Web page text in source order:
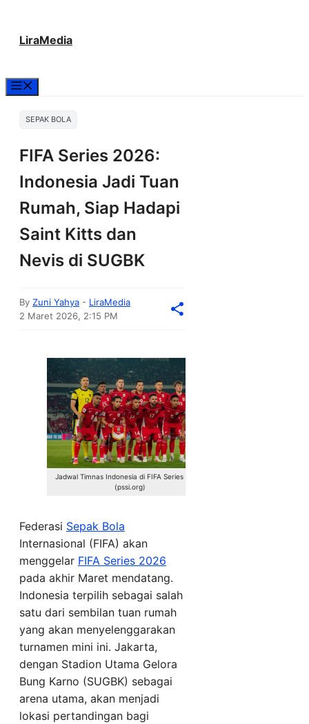
LiraMedia
SEPAK BOLA
FIFA Series 2026:
Indonesia Jadi Tuan
Rumah, Siap Hadapi
Saint Kitts dan
Nevis di SUGBK
By Zuni Yahya - LiraMedia
2 Maret 2026, 2:15 PM
Jadwal Timnas Indonesia di FIFA Series 2026.
(pssi.org)
Federasi Sepak Bola
Internasional (FIFA) akan
menggelar FIFA Series 2026
pada akhir Maret mendatang.
Indonesia terpilih sebagai salah
satu dari sembilan tuan rumah
yang akan menyelenggarakan
turnamen mini ini. Jakarta,
dengan Stadion Utama Gelora
Bung Karno (SUGBK) sebagai
arena utama, akan menjadi
lokasi pertandingan bagi